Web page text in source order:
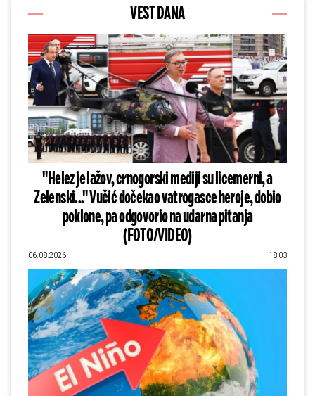
VEST DANA
"Helez je lažov, crnogorski mediji su licemerni, a
Zelenski..." Vučić dočekao vatrogasce heroje, dobio
poklone, pa odgovorio na udarna pitanja
(FOTO/VIDEO)
06.08.2026 18:03